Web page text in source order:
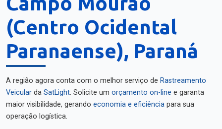
(Centro Ocidental
Paranaense), Paraná
A região agora conta com o melhor serviço de Rastreamento
Veicular da SatLight. Solicite um orçamento on-line e garanta
maior visibilidade, gerando economia e eficiência para sua
operação logística.